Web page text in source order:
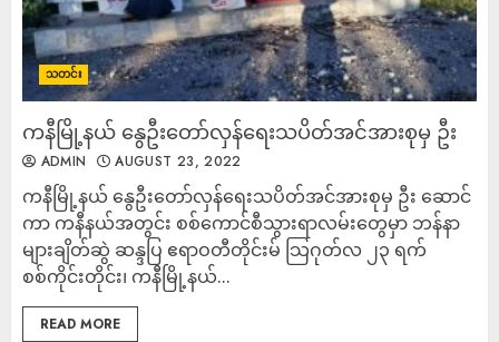
သတင်း
ကနီမြို့နယ် နွေဦးတော်လှန်ရေးသပိတ်အင်အားစုမှ ဦး
ADMIN AUGUST 23, 2022
ကနီမြို့နယ် နွေဦးတော်လှန်ရေးသပိတ်အင်အားစုမှ ဦး ဆောင်
ကာ ကနီနယ်အတွင်း စစ်ကောင်စီသွားရာလမ်းတွေမှာ ဘန်နာ
များချိတ်ဆွဲ ဆန္ဒပြ ဧရာဝတီတိုင်းမ် သြဂုတ်လ ၂၃ ရက်
စစ်ကိုင်းတိုင်း၊ ကနီမြို့နယ်...
READ MORE